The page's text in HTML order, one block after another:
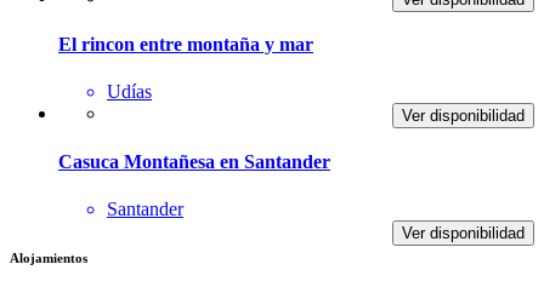
El rincon entre montaña y mar
Udías
Ver disponibilidad
Casuca Montañesa en Santander
Santander
Ver disponibilidad
Alojamientos